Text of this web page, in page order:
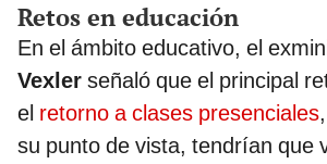
Retos en educación
En el ámbito educativo, el
Vexler señaló que el principal
el retorno a clases presenciales
su punto de vista, tendrían que